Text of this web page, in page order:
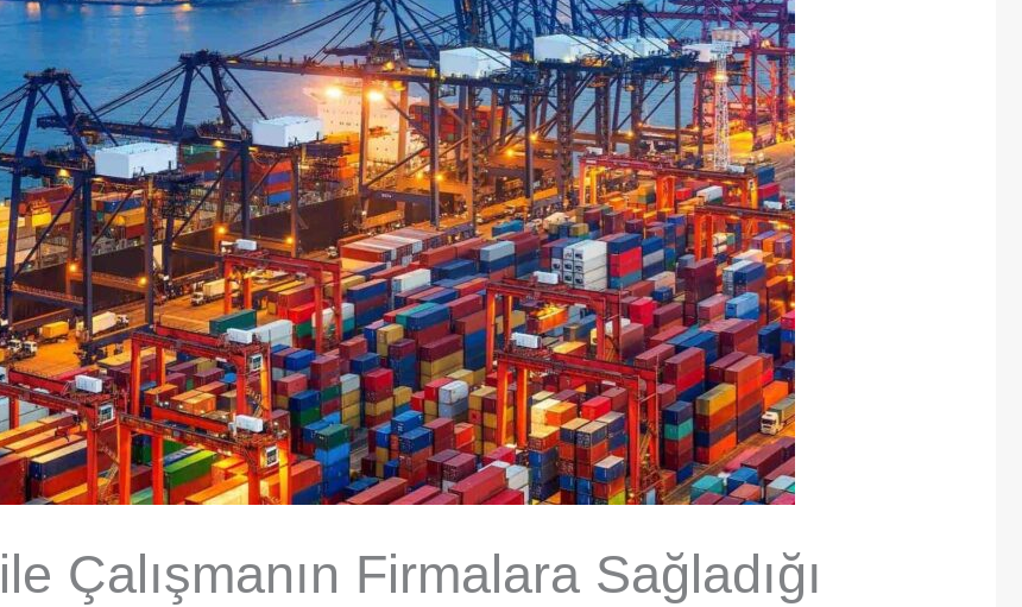
Çalışmanın Firmalara Sağladığı